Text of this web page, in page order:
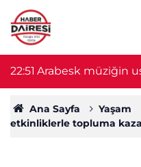
22:51 Arabesk müziğin
kaybetti
Ana Sayfa Yaşam
etkinliklerle topluma